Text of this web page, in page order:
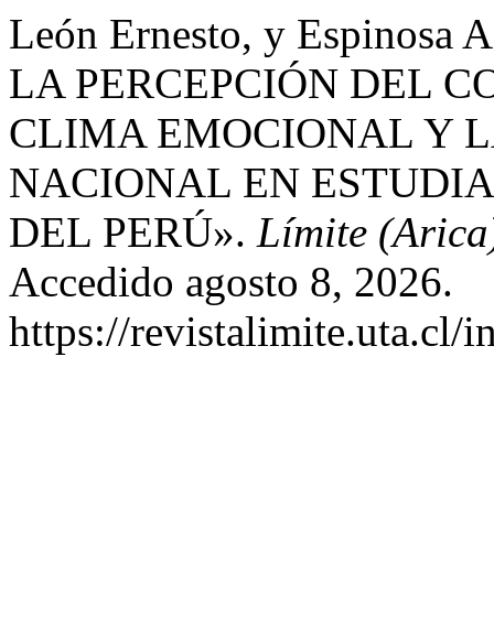
León Ernesto, y Espinosa
LA PERCEPCIÓN DEL
CLIMA EMOCIONAL Y
NACIONAL EN
DEL PERÚ». Límite
Accedido agosto 8, 2026.
https://revistalimite.uta.cl/